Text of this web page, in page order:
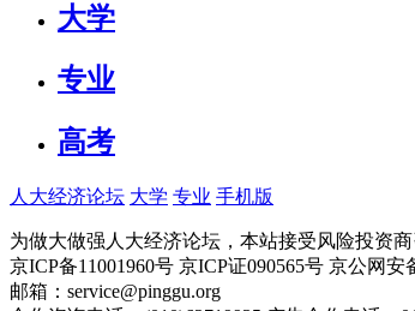
大学
专业
高考
人大经济论坛 大学 专业 手机版
为做大做强人大经济论坛，本站接受风险投资商
京ICP备11001960号 京ICP证090565号 京公网
邮箱：service@pinggu.org